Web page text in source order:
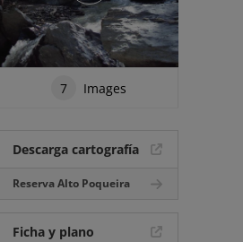
7 Images
Descarga cartografía
Reserva Alto Poqueira
Ficha y plano